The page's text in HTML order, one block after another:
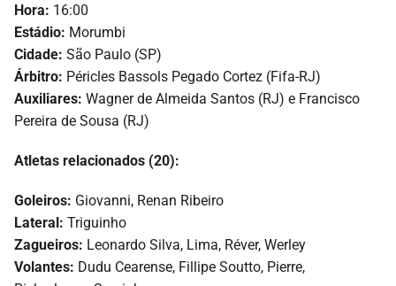
Hora: 16:00
Estádio: Morumbi
Cidade: São Paulo (SP)
Árbitro: Péricles Bassols Pegado Cortez (Fifa-RJ)
Auxiliares: Wagner de Almeida Santos (RJ) e Francisco
Pereira de Sousa (RJ)
Atletas relacionados (20):
Goleiros: Giovanni, Renan Ribeiro
Lateral: Triguinho
Zagueiros: Leonardo Silva, Lima, Réver, Werley
Volantes: Dudu Cearense, Fillipe Soutto, Pierre,